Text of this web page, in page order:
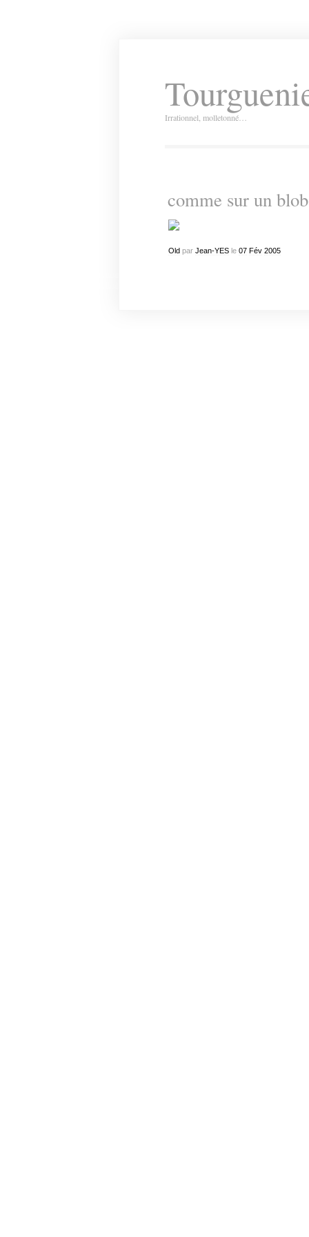
Irrationnel, molletonné…
comme sur un blob
Oldpar Jean-YESle 07 Fév 2005